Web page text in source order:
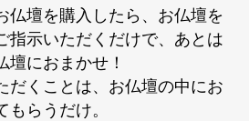
仏壇を購入したら、お仏壇を
指示いただくだけで、あとは
におまかせ！
だくことは、お仏壇の中にお
らうだけ。